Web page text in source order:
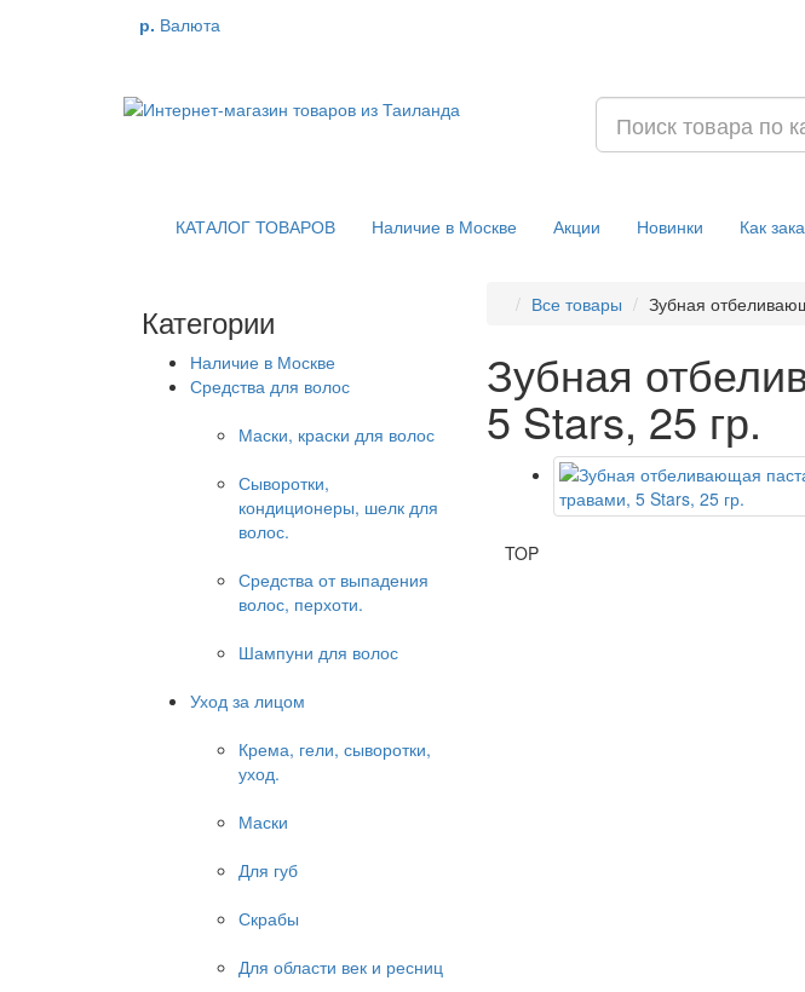
р. Валюта
КАТАЛОГ ТОВАРОВ
Наличие в Москве Акции Новинки Как
Категории
Наличие в Москве
Средства для волос
Маски, краски для волос
Сыворотки,
кондиционеры, шелк для
волос.
Средства от выпадения
волос, перхоти.
Шампуни для волос
Уход за лицом
Крема, гели, сыворотки,
уход.
Маски
Для губ
Скрабы
Для области век и ресниц
Все товары Зубная
Зубная
5 Stars, 25 гр.
TOP